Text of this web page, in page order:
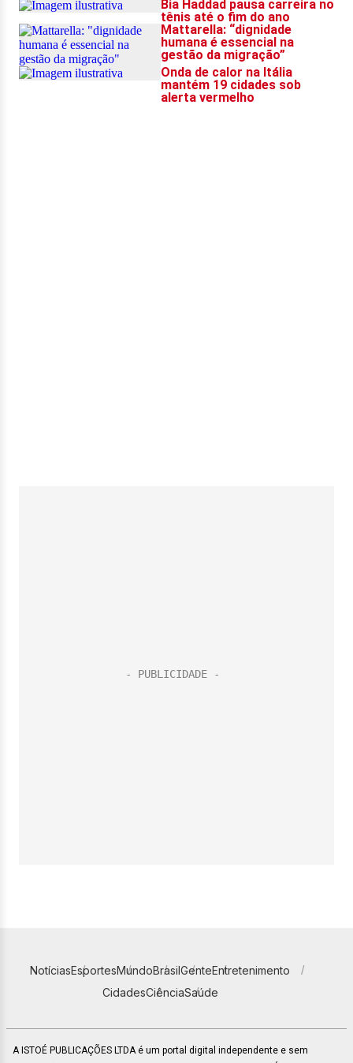
NotíciasEsportesMundoBrasilGenteEntretenimento
CidadesCiênciaSaúde
A ISTOÉ PUBLICAÇÕES LTDA é um portal digital independente e sem